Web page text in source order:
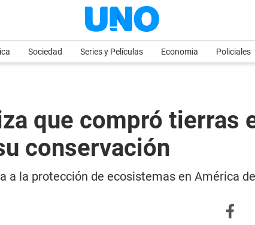
Sociedad Series y Películas Economia Policiales
que compró tierras
conservación
a la protección de ecosistemas en América